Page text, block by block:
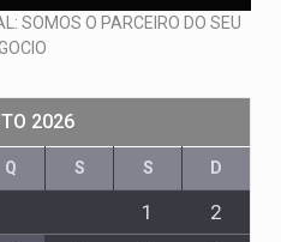
SOMOS O PARCEIRO DO SEU
2026
Q S S D
1
2